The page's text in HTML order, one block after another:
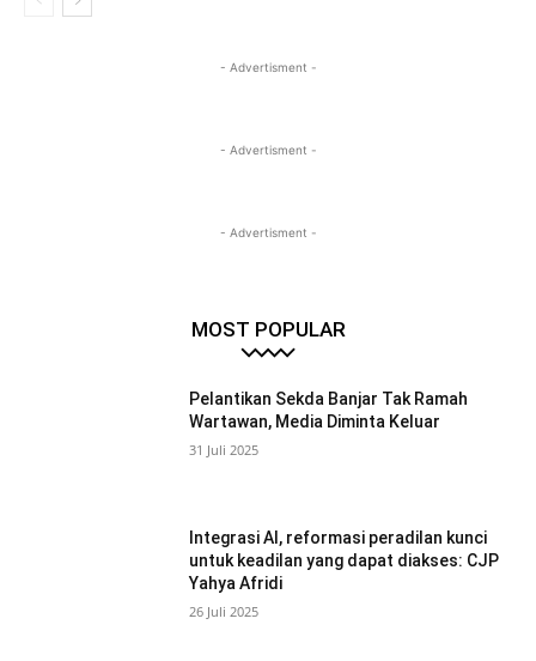
- Advertisment -
- Advertisment -
- Advertisment -
MOST POPULAR
Pelantikan Sekda Banjar Tak Ramah
Wartawan, Media Diminta Keluar
31 Juli 2025
Integrasi AI, reformasi peradilan kunci
untuk keadilan yang dapat diakses: CJP
Yahya Afridi
26 Juli 2025